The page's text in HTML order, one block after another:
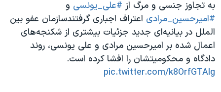
به تجاوز جنسی و مرگ از #علی_یونسی و
#امیرحسین_مرادی اعتراف اجباری گرفتندسازمان عفو بین
الملل در بیانیه‌ای جدید جزئیات بیشتری از شکنجه‌های
اعمال شده بر امیرحسین مرادی و علی یونسی، روند
دادگاه و محکومیتشان را افشا کرده است.
pic.twitter.com/k8OrfGTAlg